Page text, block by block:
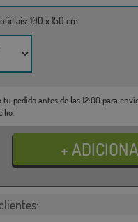
100 x 150 cm
pedido antes de las 12:00 para